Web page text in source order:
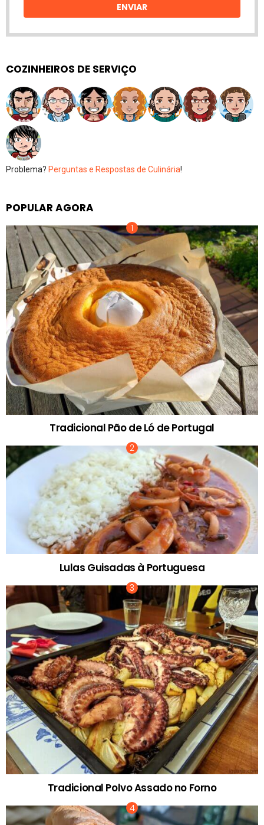
ENVIAR
COZINHEIROS DE SERVIÇO
Problema? Perguntas e Respostas de Culinária!
POPULAR AGORA
Tradicional Pão de Ló de Portugal
Lulas Guisadas à Portuguesa
Tradicional Polvo Assado no Forno